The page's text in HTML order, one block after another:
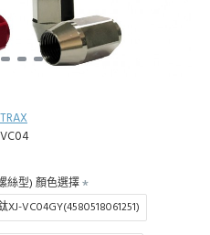
絲型) 顏色選擇
XJ-VC04GY(4580518061251)